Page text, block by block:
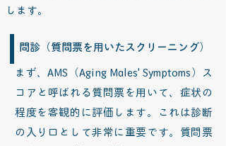
します。
問診（質問票を用いたスクリーニング）
まず、AMS（Aging Males' Symptoms）ス
コアと呼ばれる質問票を用いて、症状の
程度を客観的に評価します。これは診断
の入り口として非常に重要です。質問票